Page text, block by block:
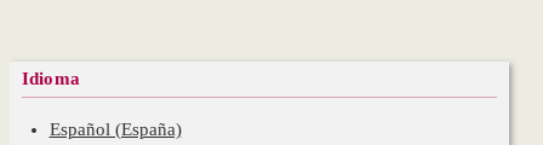
Idioma
Español (España)